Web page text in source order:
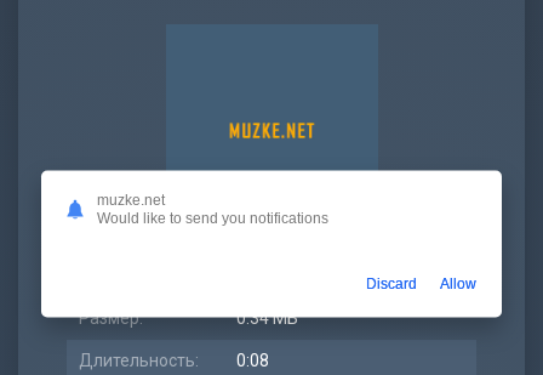
Размер: 0.34 МБ
Длительность: 0:08
muzke.net
Would like to send you notifications
Discard Allow